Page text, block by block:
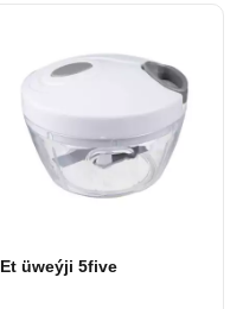
Et üweýji 5five